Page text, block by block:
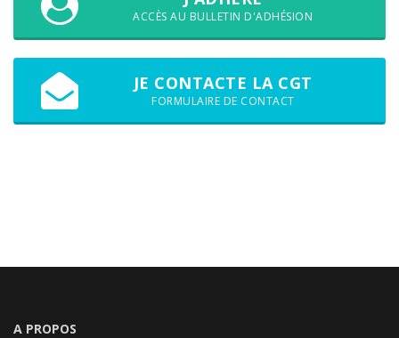
ACCÈS AU BULLETIN D'ADHÉSION
JE CONTACTE LA CGT
FORMULAIRE DE CONTACT
A PROPOS